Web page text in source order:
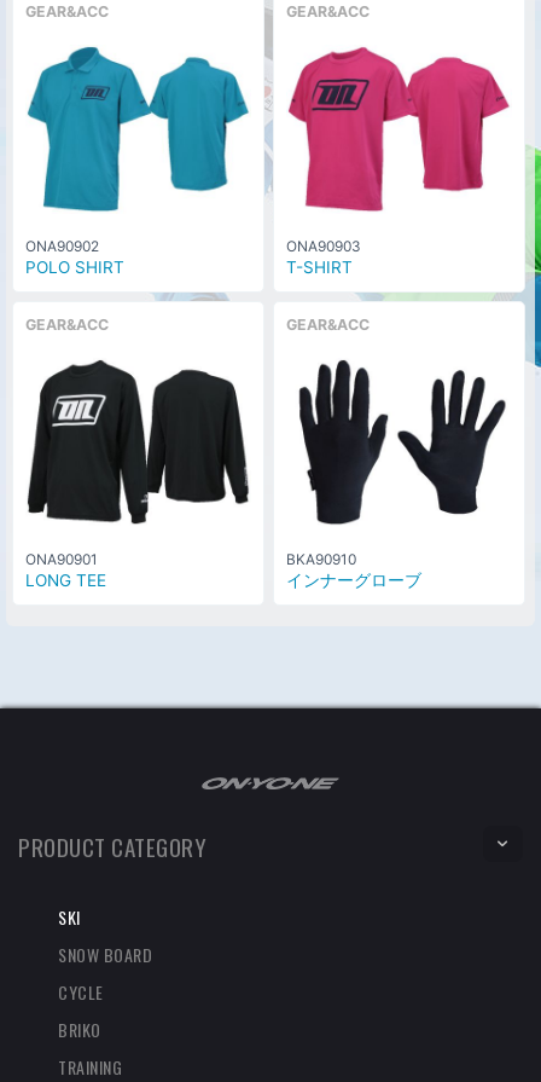
GEAR&ACC
ONA90902
POLO SHIRT
GEAR&ACC
ONA90903
T-SHIRT
GEAR&ACC
ONA90901
LONG TEE
GEAR&ACC
BKA90910
インナーグローブ
PRODUCT CATEGORY
SKI
SNOW BOARD
CYCLE
BRIKO
TRAINING